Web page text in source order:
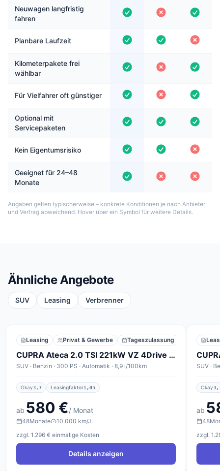
Neuwagen langfristig
fahren
Planbare Laufzeit
Kilometerpakete frei
wählbar
Für Vielfahrer oft günstiger
Optional mit
Servicepaketen
Kein Eigentumsrisiko
Geeignet für 24–48
Monate
Angaben gelten typischerweise – konkrete Konditionen je nach Anbieter
und Vertrag abweichend. Hover über ein Symbol für weitere Details.
Ähnliche Angebote
SUV Leasing Verbrenner
Leasing Privat & Gewerbe Tageszulassung
CUPRA Ateca 2.0 TSI 221kW VZ 4Drive DSG
SUV · Benzin · 300 PS · Automatik · 8,9 l/100km
Okay3,7 Leasingfaktor1,05
ab 580 €/ Monat
48Monate
10.000 km/J.
zzgl. 1.296 € einmalige Kosten
Details anzeigen
SUV ·
Okay
ab
48
zzgl.